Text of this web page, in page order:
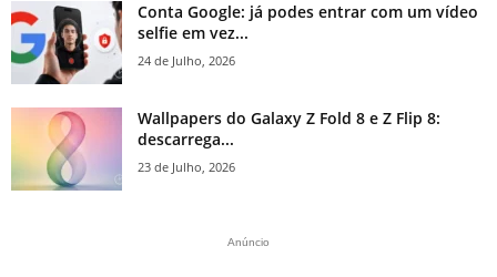
Conta Google: já podes entrar com um vídeo
selfie em vez...
24 de Julho, 2026
Wallpapers do Galaxy Z Fold 8 e Z Flip 8:
descarrega...
23 de Julho, 2026
Anúncio